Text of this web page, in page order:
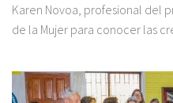
Karen Novoa, profesional del
de la Mujer para conocer las